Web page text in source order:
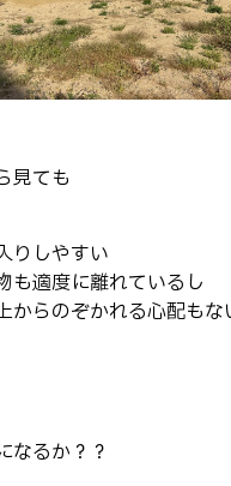
見ても
りしやすい
も適度に離れているし
からのぞかれる心配もな
なるか？？